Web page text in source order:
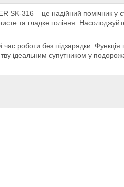
316 – це надійний помічник у
та гладке гоління.
роботи без підзарядки.
ідеальним супутником у